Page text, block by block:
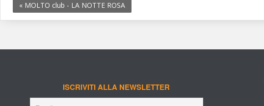
« MOLTO club - LA NOTTE ROSA
ISCRIVITI ALLA NEWSLETTER